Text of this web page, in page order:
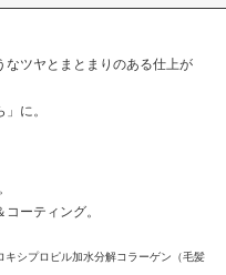
なツヤとまとまりのある仕上が
に。
ーティング。
シプロピル加水分解コラーゲン（毛髪